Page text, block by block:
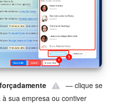
— clique se
sua empresa ou contiver